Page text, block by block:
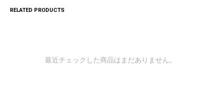
RELATED PRODUCTS
最近チェックした商品はまだありません。